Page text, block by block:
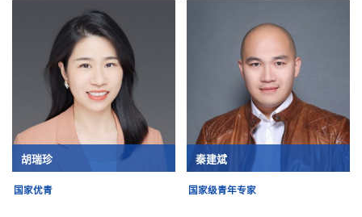
胡瑞珍
国家优青
秦建斌
国家级青年专家